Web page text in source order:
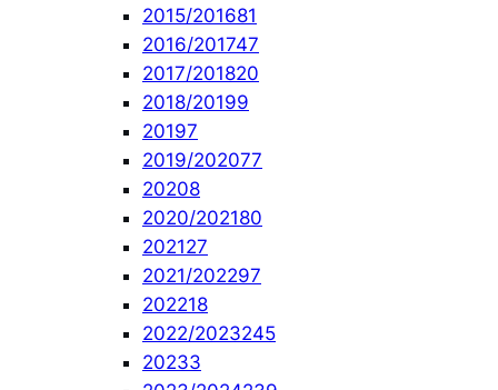
2015/201681
2016/201747
2017/201820
2018/20199
20197
2019/202077
20208
2020/202180
202127
2021/202297
202218
2022/2023245
20233